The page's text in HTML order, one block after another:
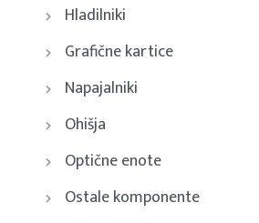
Hladilniki
Grafične kartice
Napajalniki
Ohišja
Optične enote
Ostale komponente